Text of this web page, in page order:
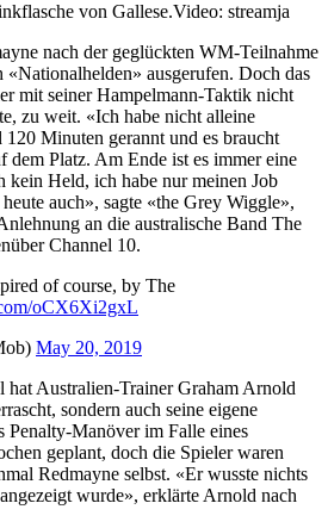
von Gallese.Video: streamja
nach der geglückten WM-Teilnahme
ausgerufen. Doch das
mit seiner Hampelmann-Taktik nicht
zu weit. «Ich habe nicht alleine
Minuten gerannt und es braucht
dem Platz. Am Ende ist es immer eine
kein Held, ich habe nur meinen Job
auch», sagte «the Grey Wiggle»,
an die australische Band The
Channel 10.
of course, by The
oCX6Xi2gxL
May 20, 2019
hat Australien-Trainer Graham Arnold
sondern auch seine eigene
Penalty-Manöver im Falle eines
geplant, doch die Spieler waren
Redmayne selbst. «Er wusste nichts
wurde», erklärte Arnold nach